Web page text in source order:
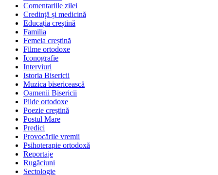
Comentariile zilei
Credință și medicină
Educația creștină
Familia
Femeia creștină
Filme ortodoxe
Iconografie
Interviuri
Istoria Bisericii
Muzica bisericească
Oamenii Bisericii
Pilde ortodoxe
Poezie creştină
Postul Mare
Predici
Provocările vremii
Psihoterapie ortodoxă
Reportaje
Rugăciuni
Sectologie